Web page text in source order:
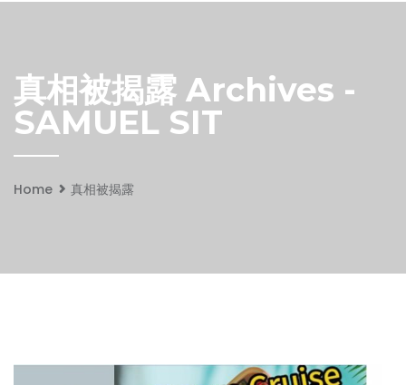
真相被揭露 Archives -
SAMUEL SIT
Home 真相被揭露